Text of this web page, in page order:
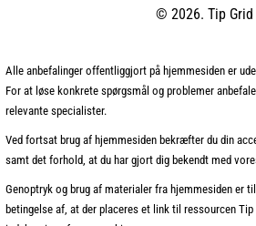
© 2026. Tip Grid
Alle anbefalinger offentliggjort på hjemmesiden er
For at løse konkrete spørgsmål og problemer
relevante specialister.
Ved fortsat brug af hjemmesiden bekræfter du din
samt det forhold, at du har gjort dig bekendt med
Genoptryk og brug af materialer fra hjemmesiden er
betingelse af, at der placeres et link til ressourcen